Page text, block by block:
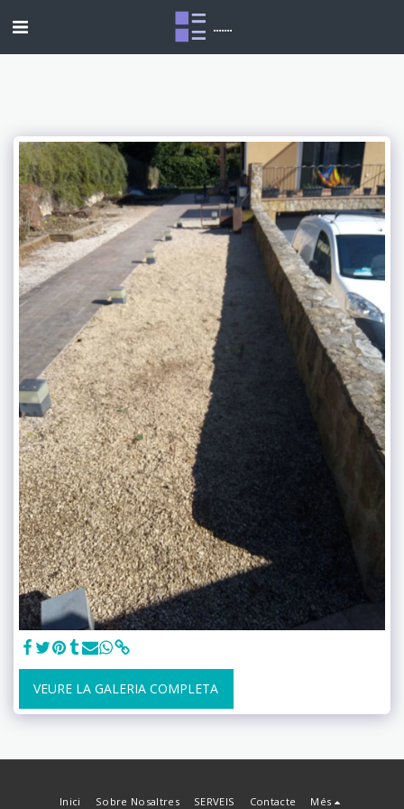
.......
VEURE LA GALERIA COMPLETA
Inici Sobre Nosaltres SERVEIS Contacte Més